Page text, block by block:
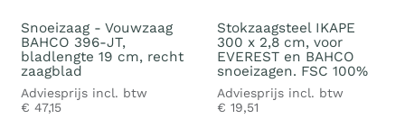
Snoeizaag - Vouwzaag
BAHCO 396-JT,
bladlengte 19 cm, recht
zaagblad
Adviesprijs incl. btw
€ 47,15
Stokzaagsteel IKAPE
300 x 2,8 cm, voor
EVEREST en BAHCO
snoeizagen. FSC 100%
Adviesprijs incl. btw
€ 19,51